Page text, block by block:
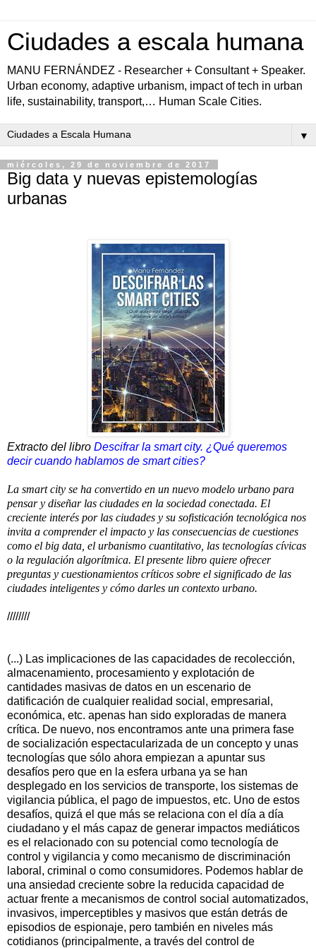
Ciudades a escala humana
MANU FERNÁNDEZ - Researcher + Consultant + Speaker.
Urban economy, adaptive urbanism, impact of tech in urban
life, sustainability, transport,… Human Scale Cities.
▼
miércoles, 29 de noviembre de 2017
Big data y nuevas epistemologías
urbanas
Extracto del libro Descifrar la smart city. ¿Qué queremos
decir cuando hablamos de smart cities?
La smart city se ha convertido en un nuevo modelo urbano para
pensar y diseñar las ciudades en la sociedad conectada. El
creciente interés por las ciudades y su sofisticación tecnológica nos
invita a comprender el impacto y las consecuencias de cuestiones
como el big data, el urbanismo cuantitativo, las tecnologías cívicas
o la regulación algorítmica. El presente libro quiere ofrecer
preguntas y cuestionamientos críticos sobre el significado de las
ciudades inteligentes y cómo darles un contexto urbano.
////////
(...) Las implicaciones de las capacidades de recolección,
almacenamiento, procesamiento y explotación de
cantidades masivas de datos en un escenario de
datificación de cualquier realidad social, empresarial,
económica, etc. apenas han sido exploradas de manera
crítica. De nuevo, nos encontramos ante una primera fase
de socialización espectacularizada de un concepto y unas
tecnologías que sólo ahora empiezan a apuntar sus
desafíos pero que en la esfera urbana ya se han
desplegado en los servicios de transporte, los sistemas de
vigilancia pública, el pago de impuestos, etc. Uno de estos
desafíos, quizá el que más se relaciona con el día a día
ciudadano y el más capaz de generar impactos mediáticos
es el relacionado con su potencial como tecnología de
control y vigilancia y como mecanismo de discriminación
laboral, criminal o como consumidores. Podemos hablar de
una ansiedad creciente sobre la reducida capacidad de
actuar frente a mecanismos de control social automatizados,
invasivos, imperceptibles y masivos que están detrás de
episodios de espionaje, pero también en niveles más
cotidianos (principalmente, a través del control de